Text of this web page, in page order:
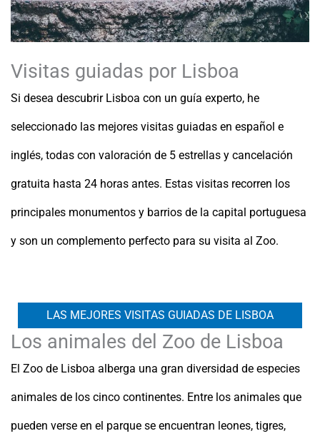
Visitas guiadas por Lisboa
Si desea descubrir Lisboa con un guía experto, he
seleccionado las mejores visitas guiadas en español e
inglés, todas con valoración de 5 estrellas y cancelación
gratuita hasta 24 horas antes. Estas visitas recorren los
principales monumentos y barrios de la capital portuguesa
y son un complemento perfecto para su visita al Zoo.
LAS MEJORES VISITAS GUIADAS DE LISBOA
Los animales del Zoo de Lisboa
El Zoo de Lisboa alberga una gran diversidad de especies
animales de los cinco continentes. Entre los animales que
pueden verse en el parque se encuentran leones, tigres,